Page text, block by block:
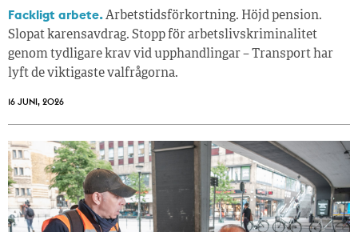
Fackligt arbete.Arbetstidsförkortning. Höjd pension.
Slopat karensavdrag. Stopp för arbetslivskriminalitet
genom tydligare krav vid upphandlingar – Transport har
lyft de viktigaste valfrågorna.
16 JUNI, 2026